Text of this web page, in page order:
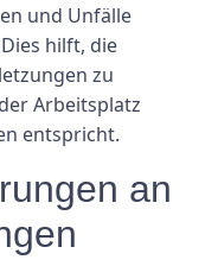
und Unfälle
hilft, die
zu
Arbeitsplatz
entspricht.
an